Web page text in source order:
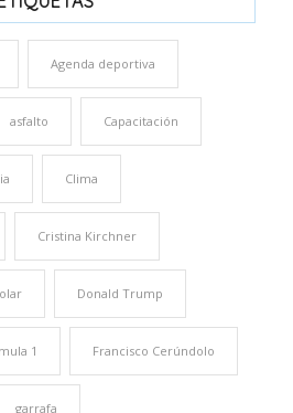
Agenda deportiva
asfalto Capacitación
Clima
Cristina Kirchner
Donald Trump
1 Francisco Cerúndolo
garrafa